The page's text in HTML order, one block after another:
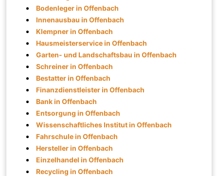
Bodenleger in Offenbach
Innenausbau in Offenbach
Klempner in Offenbach
Hausmeisterservice in Offenbach
Garten- und Landschaftsbau in Offenbach
Schreiner in Offenbach
Bestatter in Offenbach
Finanzdienstleister in Offenbach
Bank in Offenbach
Entsorgung in Offenbach
Wissenschaftliches Institut in Offenbach
Fahrschule in Offenbach
Hersteller in Offenbach
Einzelhandel in Offenbach
Recycling in Offenbach